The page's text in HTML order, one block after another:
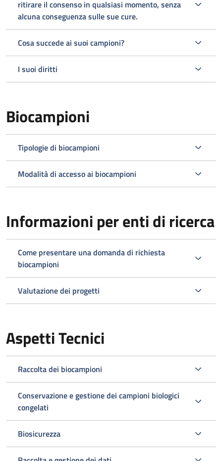
ritirare il consenso in qualsiasi momento, senza
alcuna conseguenza sulle sue cure.
Cosa succede ai suoi campioni?
I suoi diritti
Biocampioni
Tipologie di biocampioni
Modalità di accesso ai biocampioni
Informazioni per enti di ricerca
Come presentare una domanda di richiesta
biocampioni
Valutazione dei progetti
Aspetti Tecnici
Raccolta dei biocampioni
Conservazione e gestione dei campioni biologici
congelati
Biosicurezza